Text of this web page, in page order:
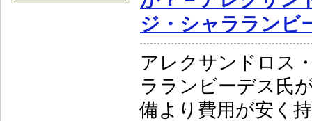
ジ・シャラランビ
アレクサンドロス
ラランビーデス氏
備より費用が安く